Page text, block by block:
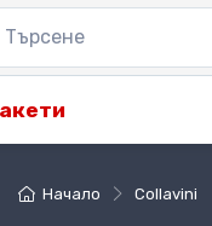
Начало Collavini